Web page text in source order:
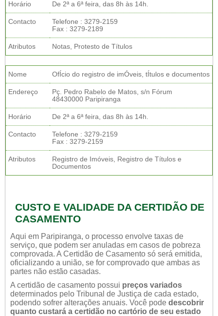
Horário De 2ª a 6ª feira, das 8h às 14h.
Contacto
Telefone : 3279-2159
Fax : 3279-2189
Atributos Notas, Protesto de Títulos
Nome OfÍcio do registro de imÓveis, tÍtulos e documentos
Endereço
Pç. Pedro Rabelo de Matos, s/n Fórum
48430000 Paripiranga
Horário De 2ª a 6ª feira, das 8h às 14h.
Contacto
Telefone : 3279-2159
Fax : 3279-2159
Atributos
Registro de Imóveis, Registro de Títulos e
Documentos
CUSTO E VALIDADE DA CERTIDÃO DE
CASAMENTO
Aqui em Paripiranga, o processo envolve taxas de
serviço, que podem ser anuladas em casos de pobreza
comprovada. A Certidão de Casamento só será emitida,
oficializando a união, se for comprovado que ambas as
partes não estão casadas.
A certidão de casamento possui preços variados
determinados pelo Tribunal de Justiça de cada estado,
podendo sofrer alterações anuais. Você pode descobrir
quanto custará a certidão no cartório de seu estado